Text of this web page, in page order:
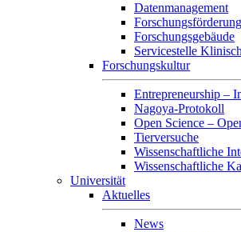
Datenmanagement
Forschungsförderung
Forschungsgebäude
Servicestelle
Forschungskultur
Entrepreneurship –
Nagoya-Protokoll
Open Science –
Tierversuche
Wissenschaftliche
Wissenschaftliche
Universität
Aktuelles
News